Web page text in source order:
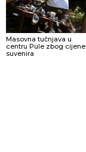
Masovna tučnjava u
centru Pule zbog cijene
suvenira